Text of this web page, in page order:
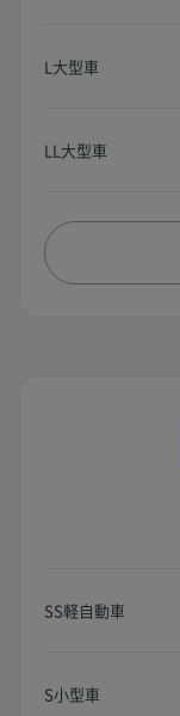
L大型車
LL大型車
SS軽自動車
S小型車